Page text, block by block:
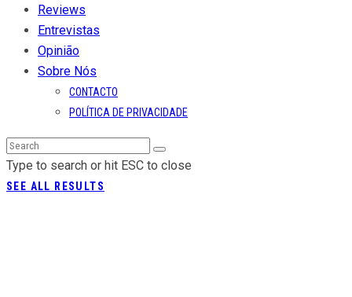
Reviews
Entrevistas
Opinião
Sobre Nós
CONTACTO
POLÍTICA DE PRIVACIDADE
Type to search or hit ESC to close
SEE ALL RESULTS